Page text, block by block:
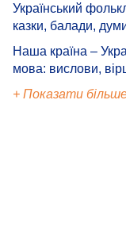
Український
казки, балади,
Наша країна –
мова: вислови,
+ Показати